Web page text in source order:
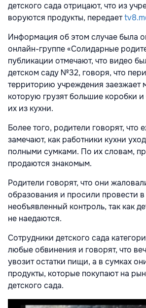
детского сада отрицают, что из
воруются продукты, передает
Информация об этом случае была
онлайн-группе «Солидарные
публикации отмечают, что видео
детском саду №32, говоря, что
территорию учреждения заезжает
которую грузят большие коробки
их из кухни.
Более того, родители говорят, что
замечают, как работники кухни
полными сумками. По их словам,
продаются знакомым.
Родители говорят, что они
образования и просили провести
необъявленный контроль, так как
не наедаются.
Сотрудники детского сада
любые обвинения и говорят, что
увозит остатки пищи, а в сумках
продукты, которые покупают на
детского сада.